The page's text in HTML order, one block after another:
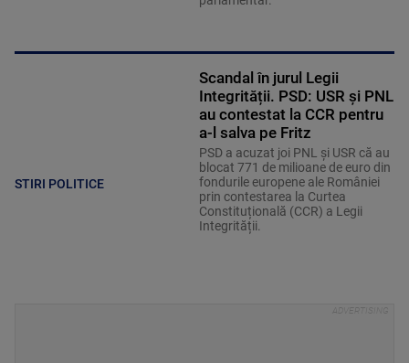
STIRI POLITICE
Scandal în jurul Legii
Integrității. PSD: USR și PNL
au contestat la CCR pentru
a-l salva pe Fritz
PSD a acuzat joi PNL și USR că au
blocat 771 de milioane de euro din
fondurile europene ale României
prin contestarea la Curtea
Constituțională (CCR) a Legii
Integrității.